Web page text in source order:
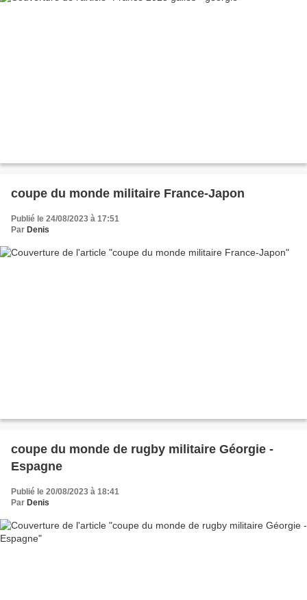
coupe du monde militaire France-Japon
Publié le 24/08/2023 à 17:51
Par Denis
coupe du monde de rugby militaire Géorgie -
Espagne
Publié le 20/08/2023 à 18:41
Par Denis